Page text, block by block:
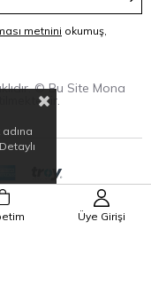
metnini okumuş,
© Bu Site Mona
Üye Girişi